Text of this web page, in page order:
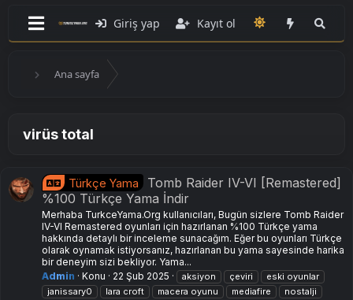
Giriş yap Kayıt ol
Ana sayfa
virüs total
Türkçe Yama
Tomb Raider IV-VI [Remastered]
%100 Türkçe Yama İndir
Merhaba TurkceYama.Org kullanıcıları, Bugün sizlere Tomb Raider
IV-VI Remastered oyunları için hazırlanan %100 Türkçe yama
hakkında detaylı bir inceleme sunacağım. Eğer bu oyunları Türkçe
olarak oynamak istiyorsanız, hazırlanan bu yama sayesinde harika
bir deneyim sizi bekliyor. Yama...
Admin
Konu 22 Şub 2025 aksiyon çeviri
eski oyunlar
janissary0
lara croft macera oyunu mediafire
nostalji